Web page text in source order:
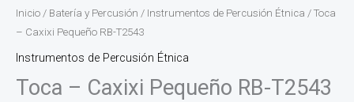
Inicio / Batería y Percusión / Instrumentos de Percusión Étnica / Toca
– Caxixi Pequeño RB-T2543
Instrumentos de Percusión Étnica
Toca – Caxixi Pequeño RB-T2543